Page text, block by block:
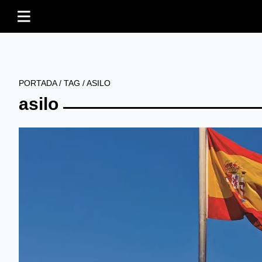
PORTADA/ TAG /ASILO
asilo